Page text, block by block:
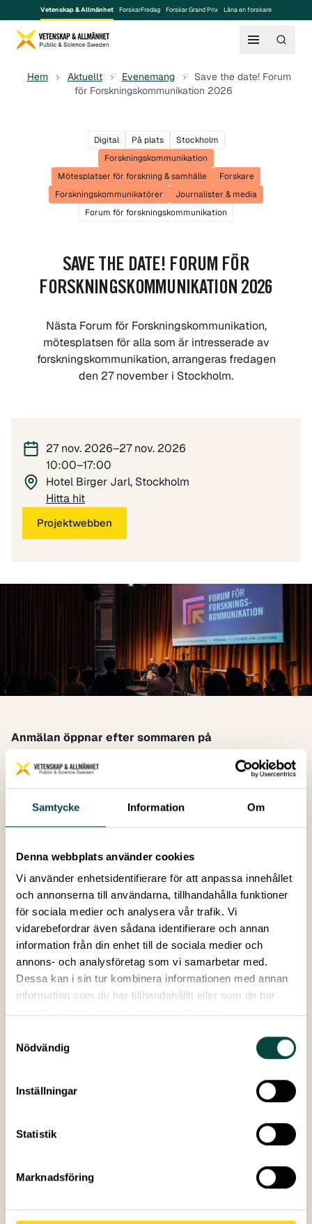
Samtycke Information Om
Denna webbplats använder cookies
Vi använder enhetsidentifierare för att anpassa innehållet
och annonserna till användarna, tillhandahålla funktioner
för sociala medier och analysera vår trafik. Vi
vidarebefordrar även sådana identifierare och annan
information från din enhet till de sociala medier och
annons- och analysföretag som vi samarbetar med.
Dessa kan i sin tur kombinera informationen med annan
information som du har tillhandahållit eller som de har
Nödvändig
Inställningar
Statistik
Marknadsföring
Vetenskap & Allmänhet ForskarFredag Forskar Grand Prix Låna en forskare
Hem Aktuellt Evenemang
Save the date! Forum
för Forskningskommunikation 2026
Digital På plats
Stockholm
Forskningskommunikation
Mötesplatser för forskning & samhälle
Forskare
Forskningskommunikatörer
Journalister & media
Forum för forskningskommunikation
SAVE THE DATE! FORUM FÖR
FORSKNINGSKOMMUNIKATION 2026
Nästa Forum för Forskningskommunikation,
mötesplatsen för alla som är intresserade av
forskningskommunikation, arrangeras fredagen
den 27 november i Stockholm.
27 nov. 2026–27 nov. 2026
10:00–17:00
Hotel Birger Jarl, Stockholm
Hitta hit
Projektwebben
Anmälan öppnar efter sommaren på
, då
presenteras även årets program.
Forum för Forskningskommunikation är en årlig
konferens som vänder sig till forskningskommunikatörer,
Målet är att ge deltagarna nya idéer och verktyg för att
kommunicera om forskning och samverka med det
omgivande samhället.
Skriv gärna upp dig för
Forum för
Forskningskommunikations nyhetsbrev
så missar du
inga uppdateringar.
Forum för Forskningskommunikation
projektleds av
avForte,KK-stiftelsen
Knut och Alice Wallenbergs
,Riksbankens Jubileumsfond,
Allmänhet
Senast ändrad: 03 juli 2026